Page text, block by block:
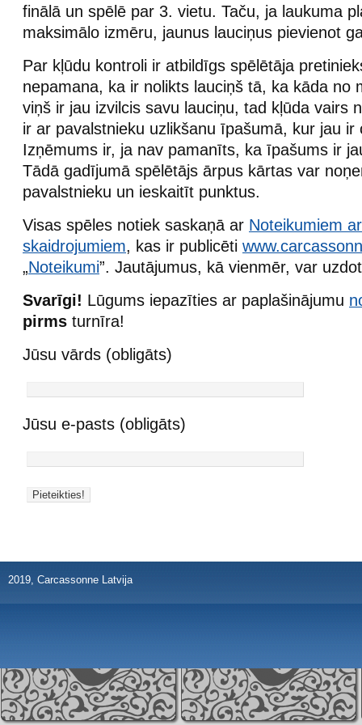
finālā un spēlē par 3. vietu. Taču, ja laukuma
maksimālo izmēru, jaunus lauciņus pievienot
Par kļūdu kontroli ir atbildīgs spēlētāja
nepamana, ka ir nolikts lauciņš tā, ka kāda no
viņš ir jau izvilcis savu lauciņu, tad kļūda vairs
ir ar pavalstnieku uzlikšanu īpašumā, kur jau ir
Izņēmums ir, ja nav pamanīts, ka īpašums ir
Tādā gadījumā spēlētājs ārpus kārtas var
pavalstnieku un ieskaitīt punktus.
Visas spēles notiek saskaņā ar Noteikumiem
skaidrojumiem, kas ir publicēti
„Noteikumi”. Jautājumus, kā vienmēr, var
Svarīgi! Lūgums iepazīties ar paplašinājumu
pirms turnīra!
Jūsu vārds (obligāts)
Jūsu e-pasts (obligāts)
2019, Carcassonne Latvija